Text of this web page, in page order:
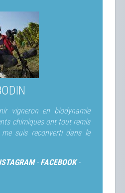
vigneron en biodynamie
chimiques ont tout remis
suis reconverti dans le
- FACEBOOK-